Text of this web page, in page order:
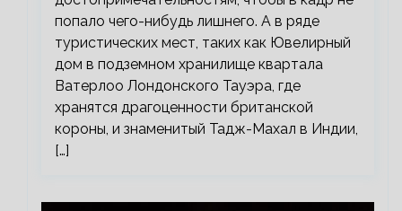
попало чего-нибудь лишнего. А в ряде
туристических мест, таких как Ювелирный
дом в подземном хранилище квартала
Ватерлоо Лондонского Тауэра, где
хранятся драгоценности британской
короны, и знаменитый Тадж-Махал в Индии,
[…]